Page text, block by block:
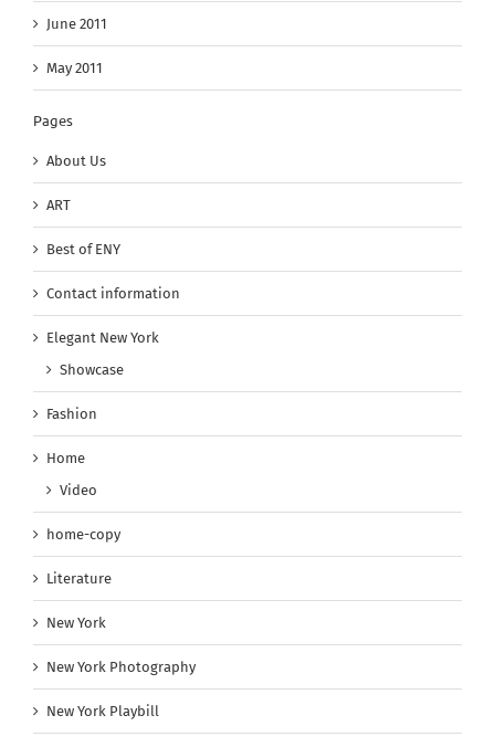
June 2011
May 2011
Pages
About Us
ART
Best of ENY
Contact information
Elegant New York
Showcase
Fashion
Home
Video
home-copy
Literature
New York
New York Photography
New York Playbill